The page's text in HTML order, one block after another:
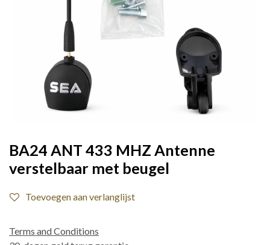
BA24 ANT 433 MHZ Antenne
verstelbaar met beugel
Toevoegen aan verlanglijst
Terms and Conditions